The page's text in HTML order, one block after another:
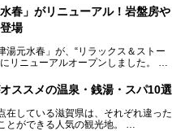
ート 天然温泉 北近江の湯のPR記事で
爽やかな風を感じながらサウナと温泉
一つ。そして、若女将はなんと「元ア
ィスト。音楽スタジオまで備えたユニ
春」がリニューアル！岩盤房や
場
湯元水春」が、“リラックス＆ストー
リニューアルオープンしました。
ルサウナも新設されました。さらに地
レストランメニューもパワーアップ。
津湯元水春」の魅力を余すところなく
ススメの温泉・銭湯・スパ10選
在している滋賀県は、それぞれ違った
とができる人気の観光地。